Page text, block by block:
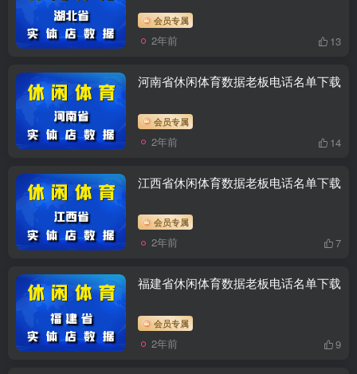
会员专属
2年前 13
河南省休闲体育数据老板电话名单下载
会员专属
2年前 14
江西省休闲体育数据老板电话名单下载
会员专属
2年前 7
福建省休闲体育数据老板电话名单下载
会员专属
2年前 9